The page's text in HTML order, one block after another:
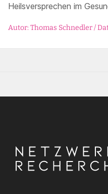
Heilsversprechen im
Autor: Thomas Schnedler /